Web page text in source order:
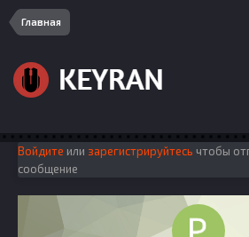
Главная
Войдите или зарегистрируйтесь чтобы
сообщение